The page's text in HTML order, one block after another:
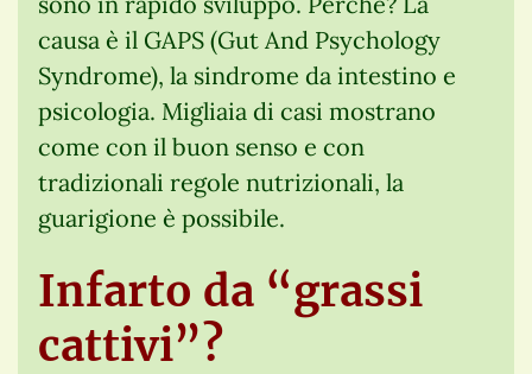
causa è il GAPS (Gut And Psychology
Syndrome), la sindrome da intestino e
psicologia. Migliaia di casi mostrano
come con il buon senso e con
tradizionali regole nutrizionali, la
guarigione è possibile.
Infarto da “grassi
cattivi”?